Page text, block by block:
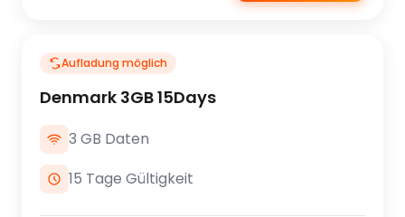
Aufladung möglich
Denmark 3GB 15Days
3 GB Daten
15 Tage Gültigkeit